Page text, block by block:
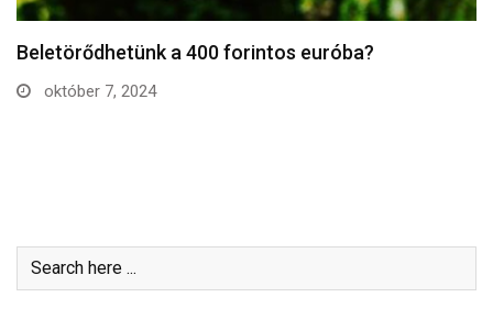
Erősödhet a forint a következő hetekben – van…
április 15, 2024